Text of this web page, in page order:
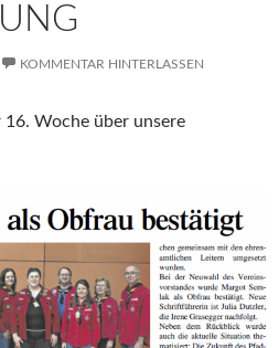
KOMMENTAR HINTERLASSEN
Woche über unsere